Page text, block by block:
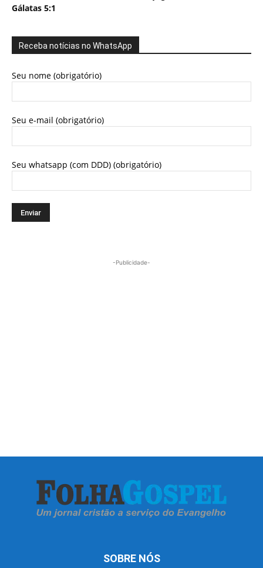
Gálatas 5:1
Receba notícias no WhatsApp
Seu nome (obrigatório)
Seu e-mail (obrigatório)
Seu whatsapp (com DDD) (obrigatório)
-Publicidade-
SOBRE NÓS